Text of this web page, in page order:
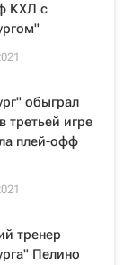
КХЛ с
обыграл
третьей игре
плей-офф
тренер
Пелино